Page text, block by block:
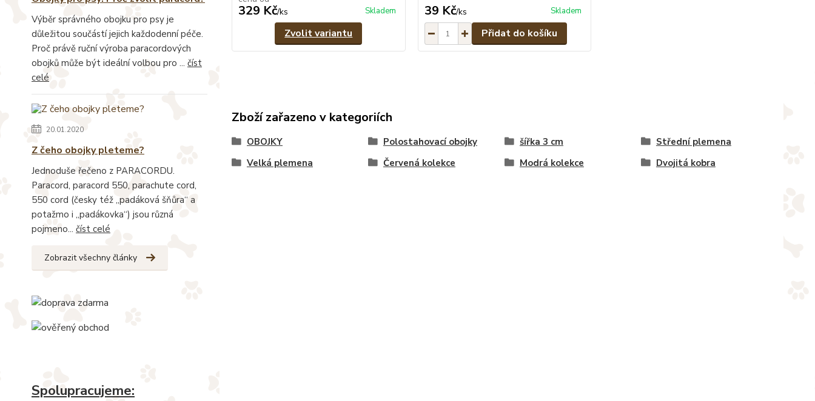
Výběr správného obojku pro psy je
důležitou součástí jejich každodenní péče.
Proč právě ruční výroba paracordových
obojků může být ideální volbou pro ... číst
celé
20.01.2020
Z čeho obojky pleteme?
Jednoduše řečeno z PARACORDU.
Paracord, paracord 550, parachute cord,
550 cord (česky též „padáková šňůra“ a
potažmo i „padákovka“) jsou různá
pojmeno... číst celé
Zobrazit všechny články
Spolupracujeme:
329 Kč/ks Skladem
Zvolit variantu
39 Kč/ks Skladem
Přidat do košíku
Zboží zařazeno v kategoriích
OBOJKY Polostahovací obojky šířka 3 cm
Střední plemena
Velká plemena
Červená kolekce Modrá kolekce Dvojitá kobra